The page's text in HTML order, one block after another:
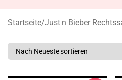
Startseite/Justin Bieber